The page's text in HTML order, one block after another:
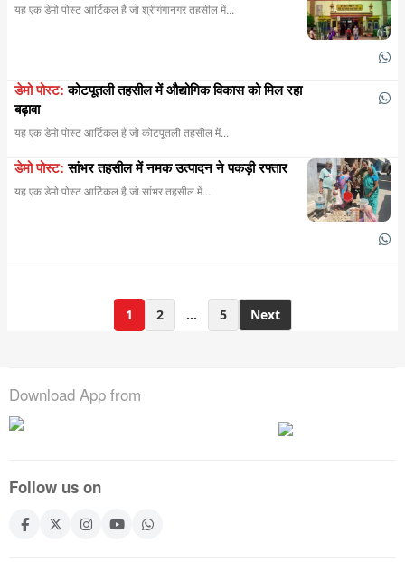
यह एक डेमो पोस्ट आर्टिकल है जो श्रीगंगानगर तहसील में...
डेमो पोस्ट: कोटपूतली तहसील में औद्योगिक विकास को मिल रहा
बढ़ावा
यह एक डेमो पोस्ट आर्टिकल है जो कोटपूतली तहसील में...
डेमो पोस्ट: सांभर तहसील में नमक उत्पादन ने पकड़ी रफ्तार
यह एक डेमो पोस्ट आर्टिकल है जो सांभर तहसील में...
1 2 … 5 Next
Download App from
Follow us on